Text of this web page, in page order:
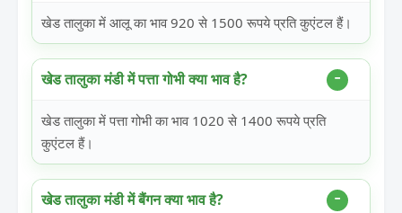
खेड तालुका में आलू का भाव 920 से 1500 रूपये प्रति कुएंटल हैं।
खेड तालुका मंडी में पत्ता गोभी क्या भाव है?
खेड तालुका में पत्ता गोभी का भाव 1020 से 1400 रूपये प्रति
कुएंटल हैं।
खेड तालुका मंडी में बैंगन क्या भाव है?